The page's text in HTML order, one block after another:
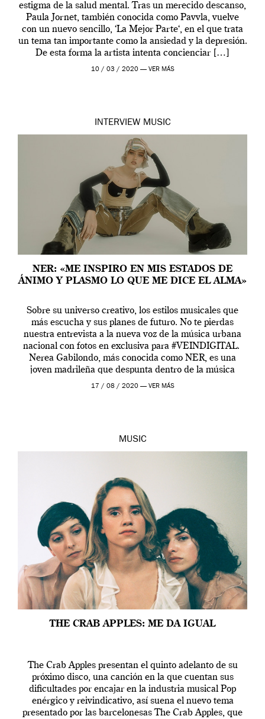
estigma de la salud mental. Tras un merecido descanso,
Paula Jornet, también conocida como Pavvla, vuelve
con un nuevo sencillo, ‘La Mejor Parte‘, en el que trata
un tema tan importante como la ansiedad y la depresión.
De esta forma la artista intenta concienciar […]
10 / 03 / 2020 — VER MÁS
INTERVIEW MUSIC
NER: «ME INSPIRO EN MIS ESTADOS DE
ÁNIMO Y PLASMO LO QUE ME DICE EL ALMA»
Sobre su universo creativo, los estilos musicales que
más escucha y sus planes de futuro. No te pierdas
nuestra entrevista a la nueva voz de la música urbana
nacional con fotos en exclusiva para #VEINDIGITAL.
Nerea Gabilondo, más conocida como NER, es una
joven madrileña que despunta dentro de la música
urbana nacional. Desde muy […]
17 / 08 / 2020 — VER MÁS
MUSIC
THE CRAB APPLES: ME DA IGUAL
The Crab Apples presentan el quinto adelanto de su
próximo disco, una canción en la que cuentan sus
dificultades por encajar en la industria musical Pop
enérgico y reivindicativo, así suena el nuevo tema
presentado por las barcelonesas The Crab Apples, que